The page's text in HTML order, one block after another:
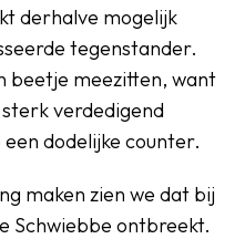
derhalve mogelijk
tegenstander.
beetje meezitten, want
verdedigend
dodelijke counter.
maken zien we dat bij
Schwiebbe ontbreekt.